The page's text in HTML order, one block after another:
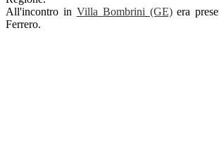
All'incontro in Villa Bombrini (GE)era
Ferrero.